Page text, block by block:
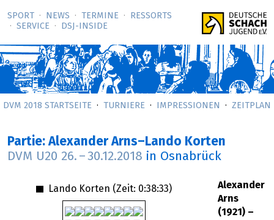
SPORT NEWS TERMINE
RESSORTS
SERVICE
DSJ-­INSIDE
DVM 2018 STARTSEITE TURNIERE IMPRESSIONEN ZEITPLAN
Partie: Alexander Arns–Lando Korten
DVM U20 26. – 30.12.2018 in Osnabrück
Lando Korten (Zeit: 0:38:33)
Alexander
Arns
(1921) –